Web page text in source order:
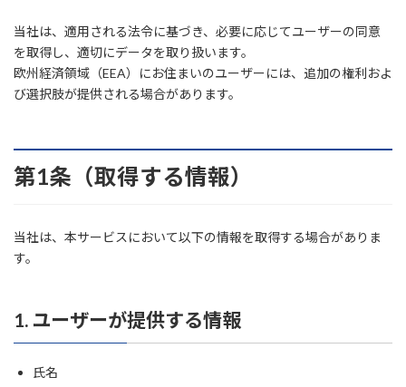
当社は、適用される法令に基づき、必要に応じてユーザーの同意
を取得し、適切にデータを取り扱います。
欧州経済領域（EEA）にお住まいのユーザーには、追加の権利およ
び選択肢が提供される場合があります。
第1条（取得する情報）
当社は、本サービスにおいて以下の情報を取得する場合がありま
す。
1. ユーザーが提供する情報
氏名